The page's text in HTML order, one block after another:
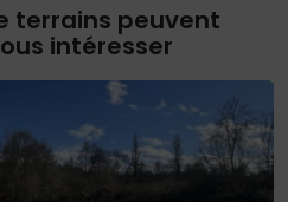
terrains peuvent
intéresser